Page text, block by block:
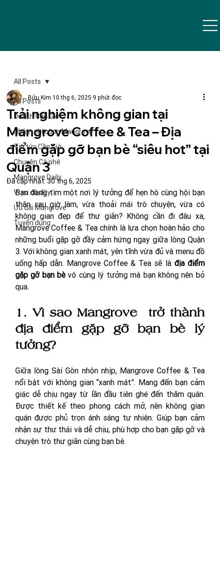
All Posts
Du lịch Cần Giờ
Nhâm nhi cùng Mangrove
Tin tức Cần Giờ
Chuyện Cà phê
Mangrove Daily
Vi vu đó đây
Ưu đãi Mangrove
Tuyển dụng
All Posts
Trải nghiệm không gian tại
Mangrove Coffee & Tea – Địa
điểm gặp gỡ bạn bè “siêu hot” tại
Quận 3
Bửu Kim 10 thg 6, 2025 9 phút đọc
Đã cập nhật:30 thg 6, 2025
Bạn đang tìm một nơi lý tưởng để hẹn hò cùng hội bạn
thân sau giờ làm, vừa thoải mái trò chuyện, vừa có
không gian đẹp để thư giãn? Không cần đi đâu xa,
Mangrove Coffee & Tea chính là lựa chọn hoàn hảo cho
những buổi gặp gỡ đầy cảm hứng ngay giữa lòng Quận
3. Với không gian xanh mát, yên tĩnh vừa đủ và menu đồ
uống hấp dẫn. Mangrove Coffee & Tea sẽ là địa điểm
gặp gỡ bạn bè vô cùng lý tưởng mà bạn không nên bỏ
qua.
1. Vì sao Mangrove  trở thành
địa điểm gặp gỡ bạn bè lý
tưởng?
Giữa lòng Sài Gòn nhộn nhịp, Mangrove Coffee & Tea
nổi bật với không gian “xanh mát”. Mang đến bạn cảm
giác dễ chịu ngay từ lần đầu tiên ghé đến thăm quán.
Được thiết kế theo phong cách mở, nên không gian
quán được phủ trọn ánh sáng tự nhiên. Giúp bạn cảm
nhận sự thư thái và dễ chịu, phù hợp cho bạn gặp gỡ và
chuyện trò thư giãn cùng bạn bè.